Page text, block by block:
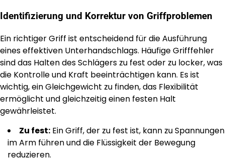
Identifizierung und Korrektur von Griffproblemen
Ein richtiger Griff ist entscheidend für die Ausführung
eines effektiven Unterhandschlags. Häufige Grifffehler
sind das Halten des Schlägers zu fest oder zu locker, was
die Kontrolle und Kraft beeinträchtigen kann. Es ist
wichtig, ein Gleichgewicht zu finden, das Flexibilität
ermöglicht und gleichzeitig einen festen Halt
gewährleistet.
Zu fest: Ein Griff, der zu fest ist, kann zu Spannungen
im Arm führen und die Flüssigkeit der Bewegung
reduzieren.